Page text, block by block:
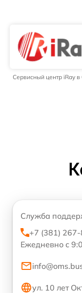
Сервисный центр iRay в
Служба
+7 (381)
Ежедневно с
ул. 10 лет